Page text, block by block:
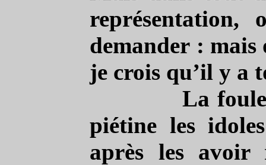
demander : mais
je crois qu’il y a
La
piétine les
après les avoir